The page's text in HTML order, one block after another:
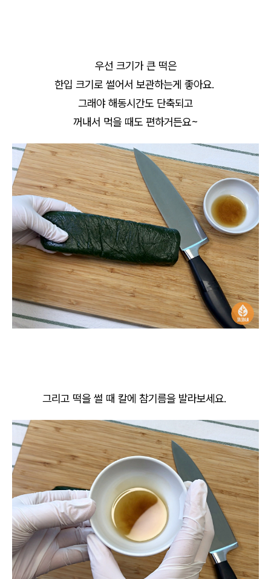
우선 크기가 큰 떡은
한입 크기로 썰어서 보관하는게 좋아요.
그래야 해동시간도 단축되고
꺼내서 먹을 때도 편하거든요~
그리고 떡을 썰 때 칼에 참기름을 발라보세요.